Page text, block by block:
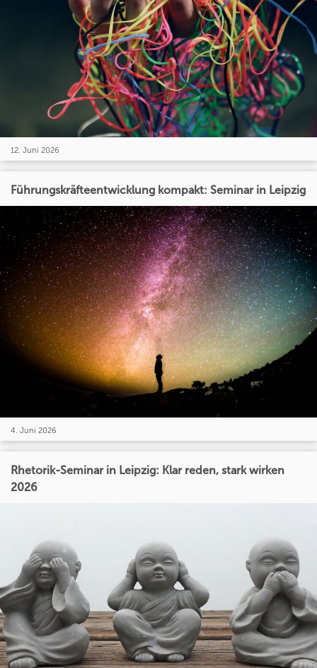
12. Juni 2026
Führungskräfteentwicklung kompakt: Seminar in Leipzig
4. Juni 2026
Rhetorik-Seminar in Leipzig: Klar reden, stark wirken
2026